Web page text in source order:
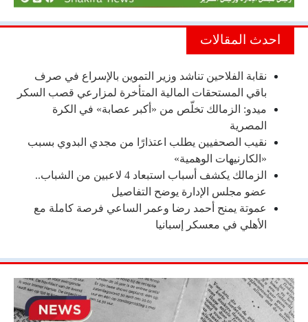
احدث المقالات
نقابة الفلاحين تناشد وزير التموين بالإسراع في صرف
باقي المستحقات المالية المتأخرة لمزارعي قصب السكر
ميدو: الزمالك تخلّص من «أكبر عصابة» في الكرة
المصرية
نقيب الصحفيين يطلب اعتذارًا من مجدي البدوي بسبب
«الكارنيهات الوهمية»
الزمالك يكشف أسباب استبعاد 4 لاعبين من الشباب..
عضو مجلس الإدارة يوضح التفاصيل
عموتة يمنح أحمد رضا وعمر الساعي فرصة كاملة مع
الأهلي في معسكر إسبانيا